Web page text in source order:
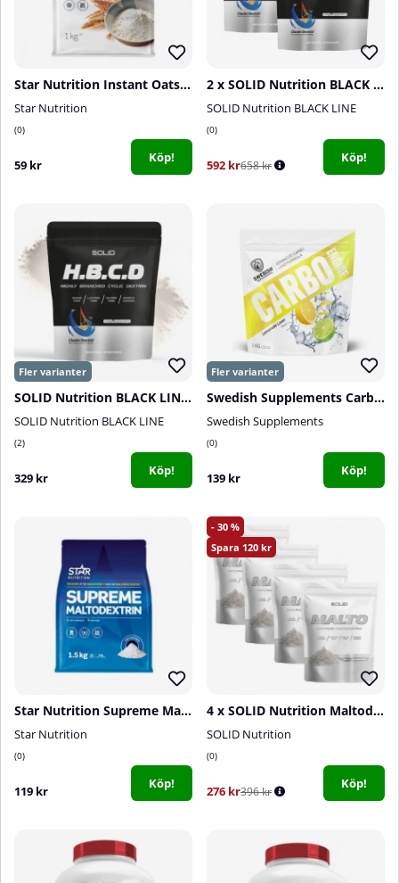
Star Nutrition Instant Oats, 1kg
Star Nutrition
0
59 kr Köp!
2 x SOLID Nutrition BLACK LINE H.B.C.D, 900 g
SOLID Nutrition BLACK LINE
0
592 kr658 kr
Köp!
SOLID Nutrition BLACK LINE H.B.C.D, 900 g
SOLID Nutrition BLACK LINE
2
329 kr Köp!
Swedish Supplements Carbo Engine, 1 kg
Swedish Supplements
0
139 kr Köp!
Star Nutrition Supreme Maltodextrin, 1,5 kg
Star Nutrition
0
119 kr Köp!
30
120
4 x SOLID Nutrition Maltodextrin, 900 g
SOLID Nutrition
0
276 kr396 kr
Köp!